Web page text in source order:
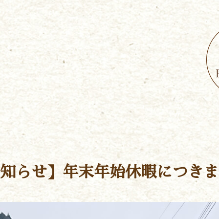
らせ】年末年始休暇につき